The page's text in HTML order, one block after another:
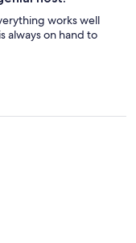
works well
always on hand to